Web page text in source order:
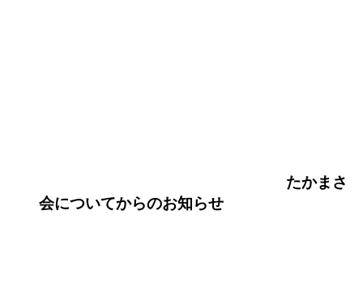
たかまさ
会についてからのお知らせ